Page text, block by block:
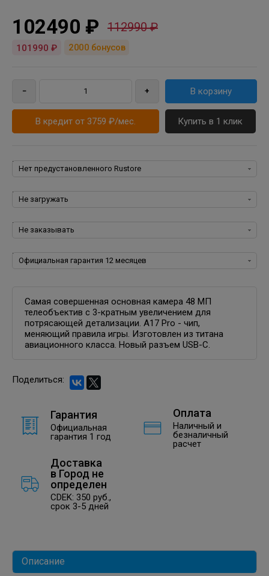
102490 ₽ 112990 ₽
2000 бонусов
101990 ₽
В кредит от 3759 ₽/мес. Купить в 1 клик
Rustore:
Пакеты программ для iPhone, iPad, iPod, iOS:
Программное обеспечение для iOS:
Гарантия:
Самая совершенная основная камера 48 МП
телеобъектив с 3-кратным увеличением для
потрясающей детализации. A17 Pro - чип,
меняющий правила игры. Изготовлен из титана
авиационного класса. Новый разъем USB-C.
Поделиться:
Гарантия
Официальная
гарантия 1 год
Оплата
Наличный и
безналичный
расчет
Доставка
в Город не
определен
CDEK: 350 руб.,
срок 3-5 дней
Описание